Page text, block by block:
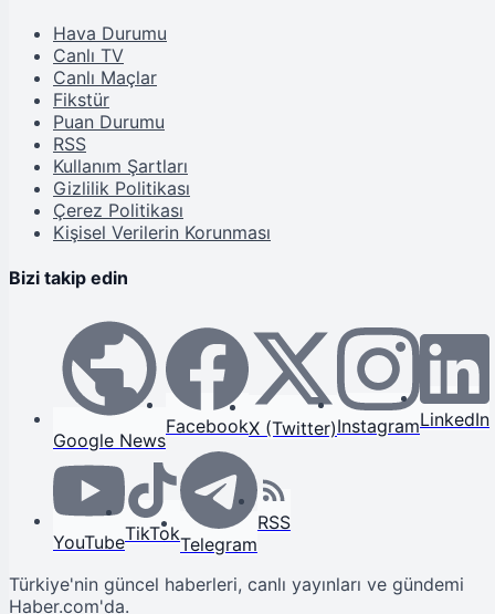
Hava Durumu
Canlı TV
Canlı Maçlar
Fikstür
Puan Durumu
RSS
Kullanım Şartları
Gizlilik Politikası
Çerez Politikası
Kişisel Verilerin Korunması
Bizi takip edin
Google News
FacebookX (Twitter)InstagramLinkedIn
YouTubeTikTokTelegram
RSS
Türkiye'nin güncel haberleri, canlı yayınları ve gündemi
Haber.com'da.